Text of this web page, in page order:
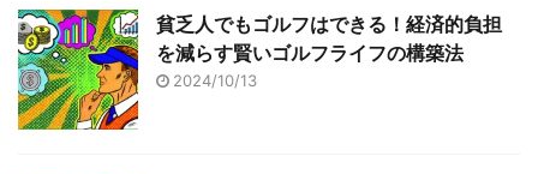
貧乏人でもゴルフはできる！経済的負担
を減らす賢いゴルフライフの構築法
2024/10/13